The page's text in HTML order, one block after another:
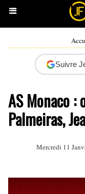
Suivre
AS Monaco :
Palmeiras,
Mercredi 11